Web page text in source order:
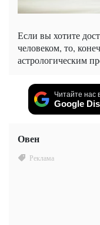
Если вы хотите
человеком, то,
астрологическим
Читайте нас
Google
Овен